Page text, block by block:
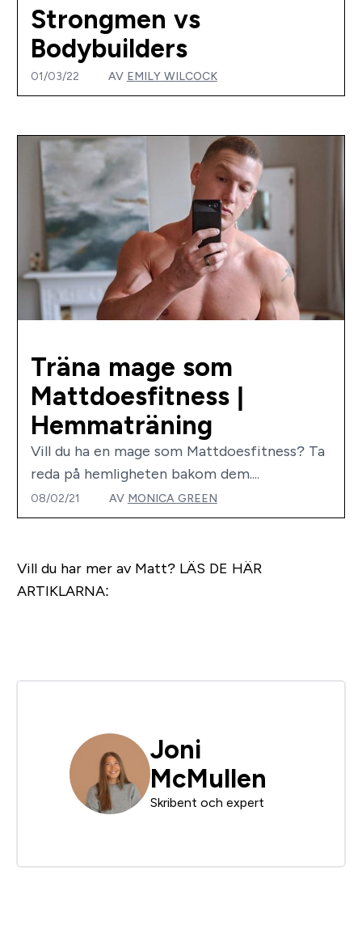
Strongmen vs
Bodybuilders
01/03/22 AV EMILY WILCOCK
Träna mage som
Mattdoesfitness |
Hemmaträning
Vill du ha en mage som Mattdoesfitness? Ta
reda på hemligheten bakom dem....
08/02/21 AV MONICA GREEN
Vill du har mer av Matt?LÄS DE HÄR
ARTIKLARNA:
Joni
McMullen
Skribent och expert